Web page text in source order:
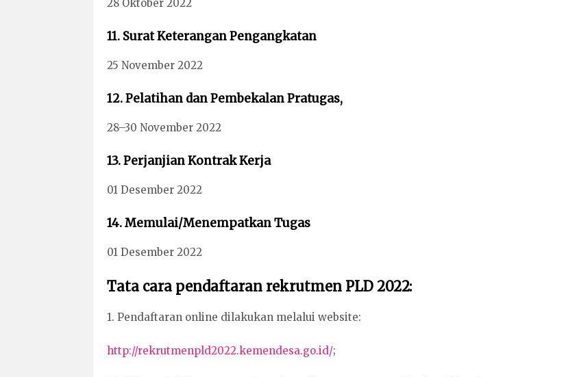
28 Oktober 2022
11. Surat Keterangan Pengangkatan
25 November 2022
12. Pelatihan dan Pembekalan Pratugas,
28–30 November 2022
13. Perjanjian Kontrak Kerja
01 Desember 2022
14. Memulai/Menempatkan Tugas
01 Desember 2022
Tata cara pendaftaran rekrutmen PLD 2022:
1. Pendaftaran online dilakukan melalui website:
http://rekrutmenpld2022.kemendesa.go.id/;